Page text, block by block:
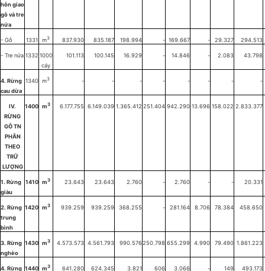
hỗn giao
gỗ và tre
nứa
- Gỗ 1331 m3 837.930 835.187 198.994 - 169.667 - 29.327 294.513
- Tre nứa 1332 1000
cáy
101.113 100.145 16.929 - 14.846 - 2.083 43.798
4. Rừng
cau dừa
1340 m3 - - - - - - - -
IV.
RỪNG
GỖ TN
PHÂN
THEO
TRỮ
LƯỢNG
1400 m3 6.177.755 6.149.039 1.365.412 251.404 942.290 13.696 158.022 2.833.377
1. Rừng
giàu
1410 m3 23.643 23.643 2.760 - 2.760 - - 20.331
2. Rừng
trung
bình
1420 m3 939.259 939.259 368.255 - 281.164 8.706 78.384 458.650
3. Rừng
nghèo
1430 m3 4.573.573 4.561.793 990.576250.798 655.299 4.990 79.490 1.861.223
4. Rừng 1440 m3 641.280 624.345 3.821 606 3.066 - 149 493.173